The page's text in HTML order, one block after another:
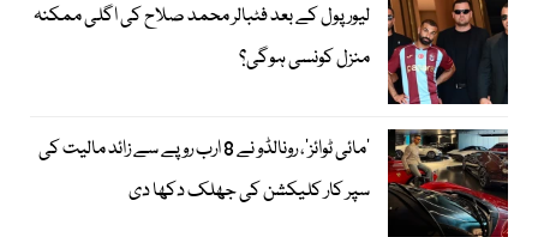
لیور پول کے بعد فٹبالر محمد صلاح کی اگلی ممکنہ
منزل کونسی ہوگی؟
’مائی ٹوائز‘، رونالڈو نے 8 ارب روپے سے زائد مالیت کی
سپر کار کلیکشن کی جھلک دکھا دی